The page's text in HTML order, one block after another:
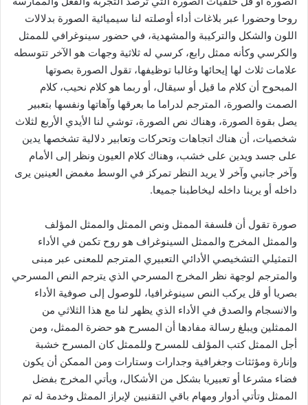
روحا وحضورا عبر بلاغات أداء أوصلته لنا سيميائية الصورة بدلالات
اللون والشكل والتركيبة والمشهدية، في حضور سينوغرافي للممثل
والكرسي وكأنه ممثل رابع، كرسي له ثلاثية وجهات هو الآخر تتوسطه
علامات ثلاث لها إيحائها وغالبا توظيفها، تقول الصورة بصوتها
المبحوح أن كلام ما قيل أو سيقال، أو ربما هو كلام نحيب، كلام
الصمت والصورة، المترجم لدراما ما بعرقها وآهاتها ونفسها بتعبير
يصل بقوة الصورة، وهناك نص الصورة، توشي لنا الأيدي الأربع لثلاث
شخصيات، أن هناك اتجاهات وتحركات وتعابير دلالية تشخصها يدين
على جسد ويدين على خشب، وهناك كلام العيون ونظر إلى الأمام
وآخر جانبي وآخر لا يريد النظر تمركز في الوسط مغمض العينين يرى
داخله أو يرينا داخله ليخاطبنا جميعا.
صورة تقول أن فلسفة الممثل ونص الممثل والممثل المؤلف
والممثل المخرج والممثل السينوغراف هو روح تكمن في الأداء
التمثيلي التشخيصي الأدائي التعبيري المترجم للمعنى عبر مبنى
والمترجم لوجهة نظر المخرج المسرحي الذي يترجم النص المسرحي
بصريا أو قل يركب النص سينوغرافيا، للوصول إلى صوفية الأداء
والانسجام والصدق في الأداء الذي يظهر لنا مع هذا الثلاثي من
الممثلين ويبلغ رسالة مفادها أن المسرح هو حضرة الممثل، ومن
أجل الممثل كتب المؤلف للمسرح وللممثل كان المسرح خشبة
وإنارة ومؤثثات وجغرافية وجدارات وستارات ومن الممكن أن يكون
فضاء مشرعا أو تعبيريا بشكل من الأشكال، ويأتي المخرج بفضل
الممثل وتأتي أدوار ومهام باقي التقنيين لإبراز الممثل وخدمة له تم